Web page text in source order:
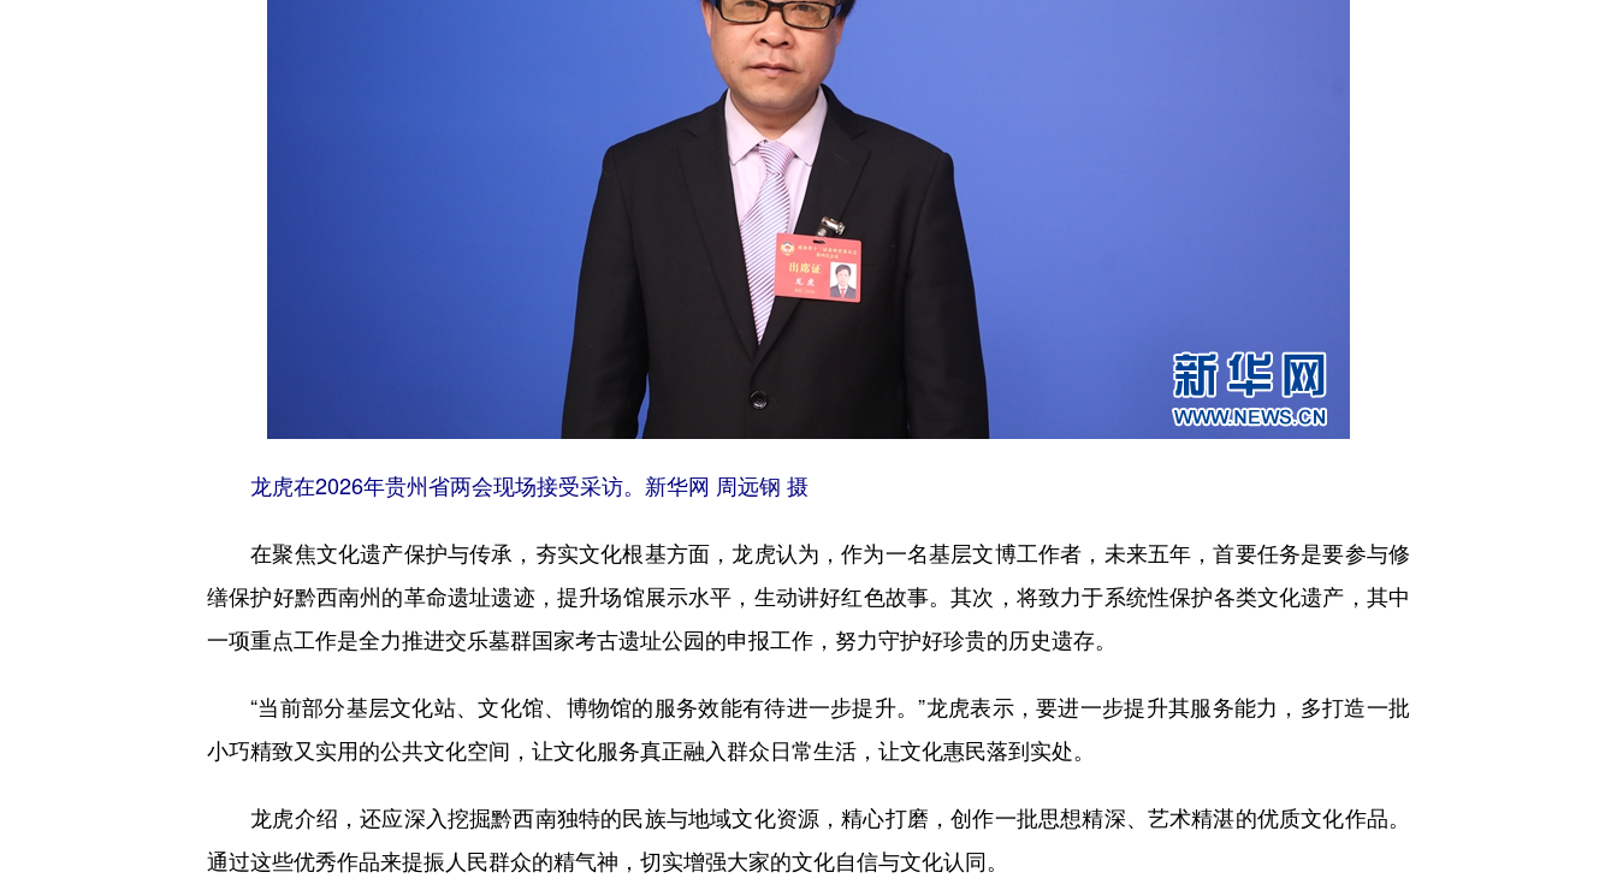
龙虎在2026年贵州省两会现场接受采访。新华网 周远钢 摄
在聚焦文化遗产保护与传承，夯实文化根基方面，龙虎认为，作为一名基层文博工作者，未来五年，首要任务是要参与修
缮保护好黔西南州的革命遗址遗迹，提升场馆展示水平，生动讲好红色故事。其次，将致力于系统性保护各类文化遗产，其中
一项重点工作是全力推进交乐墓群国家考古遗址公园的申报工作，努力守护好珍贵的历史遗存。
“当前部分基层文化站、文化馆、博物馆的服务效能有待进一步提升。”龙虎表示，要进一步提升其服务能力，多打造一批
小巧精致又实用的公共文化空间，让文化服务真正融入群众日常生活，让文化惠民落到实处。
龙虎介绍，还应深入挖掘黔西南独特的民族与地域文化资源，精心打磨，创作一批思想精深、艺术精湛的优质文化作品。
通过这些优秀作品来提振人民群众的精气神，切实增强大家的文化自信与文化认同。